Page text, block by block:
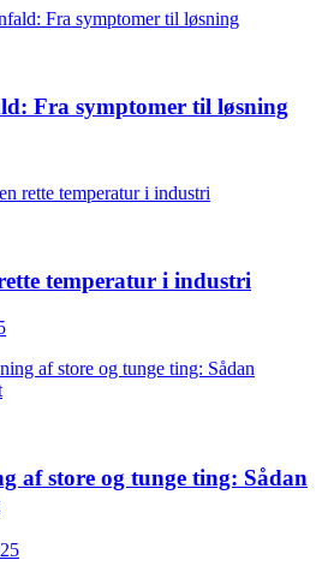
Fra symptomer til løsning
temperatur i industri
af store og tunge ting: Sådan